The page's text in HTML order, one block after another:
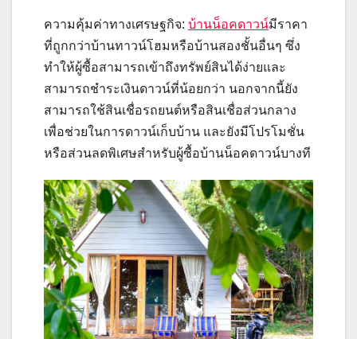
ความคุ้มค่าทางเศรษฐกิจ: บ้านน็อคดาวน์มีราคา
ที่ถูกกว่าบ้านทาวน์โฮมหรือบ้านสองชั้นอื่นๆ ซึ่ง
ทำให้ผู้ซื้อสามารถเข้าถึงทรัพย์สินได้ง่ายและ
สามารถชำระเงินดาวน์ที่น้อยกว่า นอกจากนี้ยัง
สามารถใช้สินเชื่อรถยนต์หรือสินเชื่อส่วนกลาง
เพื่อช่วยในการดาวน์เก็บบ้าน และยังมีโปรโมชั่น
หรือส่วนลดพิเศษสำหรับผู้ซื้อบ้านน็อคดาวน์บางที